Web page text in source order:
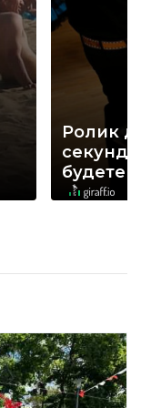
Ролик
секунд,
будете